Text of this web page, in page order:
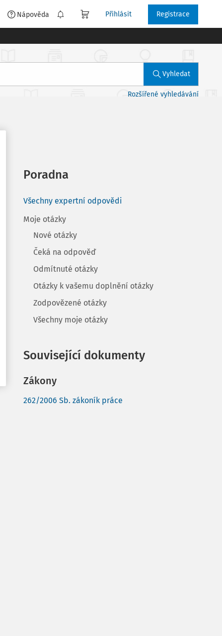
Nápověda Přihlásit Registrace
Vyhledat
Rozšířené vyhledávání
Poradna
Všechny expertní odpovědi
Moje otázky
Nové otázky
Čeká na odpověď
Odmítnuté otázky
Otázky k vašemu doplnění otázky
Zodpovězené otázky
Všechny moje otázky
Související dokumenty
Zákony
262/2006 Sb. zákoník práce